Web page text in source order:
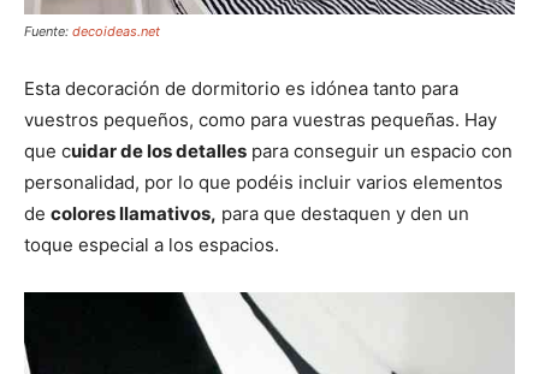
Fuente: decoideas.net
Esta decoración de dormitorio es idónea tanto para
vuestros pequeños, como para vuestras pequeñas. Hay
que cuidar de los detalles para conseguir un espacio con
personalidad, por lo que podéis incluir varios elementos
de colores llamativos, para que destaquen y den un
toque especial a los espacios.